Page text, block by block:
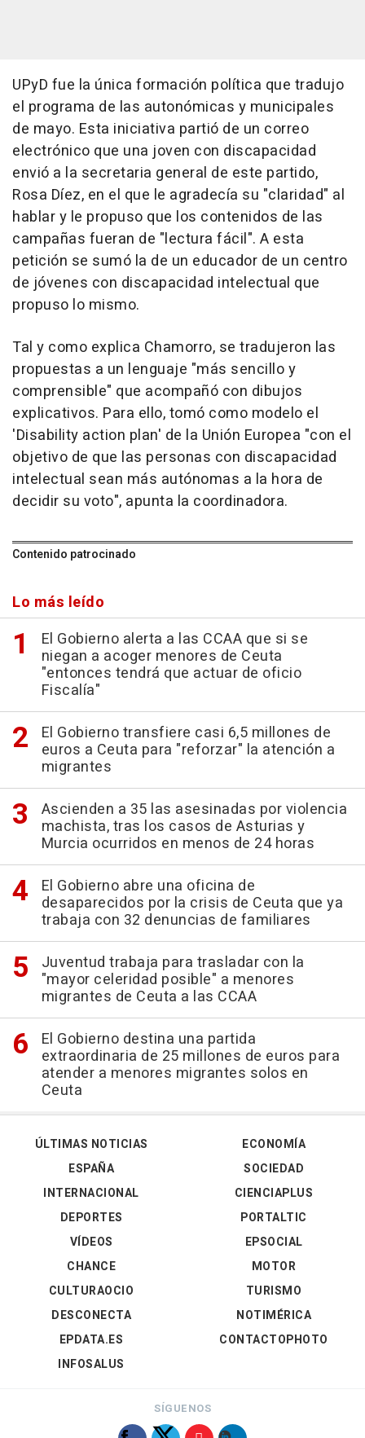
UPyD fue la única formación política que tradujo
el programa de las autonómicas y municipales
de mayo. Esta iniciativa partió de un correo
electrónico que una joven con discapacidad
envió a la secretaria general de este partido,
Rosa Díez, en el que le agradecía su "claridad" al
hablar y le propuso que los contenidos de las
campañas fueran de "lectura fácil". A esta
petición se sumó la de un educador de un centro
de jóvenes con discapacidad intelectual que
propuso lo mismo.
Tal y como explica Chamorro, se tradujeron las
propuestas a un lenguaje "más sencillo y
comprensible" que acompañó con dibujos
explicativos. Para ello, tomó como modelo el
'Disability action plan' de la Unión Europea "con el
objetivo de que las personas con discapacidad
intelectual sean más autónomas a la hora de
decidir su voto", apunta la coordinadora.
Contenido patrocinado
Lo más leído
El Gobierno alerta a las CCAA que si se
niegan a acoger menores de Ceuta
"entonces tendrá que actuar de oficio
Fiscalía"
El Gobierno transfiere casi 6,5 millones de
euros a Ceuta para "reforzar" la atención a
migrantes
Ascienden a 35 las asesinadas por violencia
machista, tras los casos de Asturias y
Murcia ocurridos en menos de 24 horas
El Gobierno abre una oficina de
desaparecidos por la crisis de Ceuta que ya
trabaja con 32 denuncias de familiares
Juventud trabaja para trasladar con la
"mayor celeridad posible" a menores
migrantes de Ceuta a las CCAA
El Gobierno destina una partida
extraordinaria de 25 millones de euros para
atender a menores migrantes solos en
Ceuta
ÚLTIMAS NOTICIAS
ESPAÑA
INTERNACIONAL
DEPORTES
VÍDEOS
ECONOMÍA
SOCIEDAD
CIENCIAPLUS
PORTALTIC
EPSOCIAL
CHANCE
CULTURAOCIO
DESCONECTA
EPDATA.ES
INFOSALUS
MOTOR
TURISMO
NOTIMÉRICA
CONTACTOPHOTO
SÍGUENOS